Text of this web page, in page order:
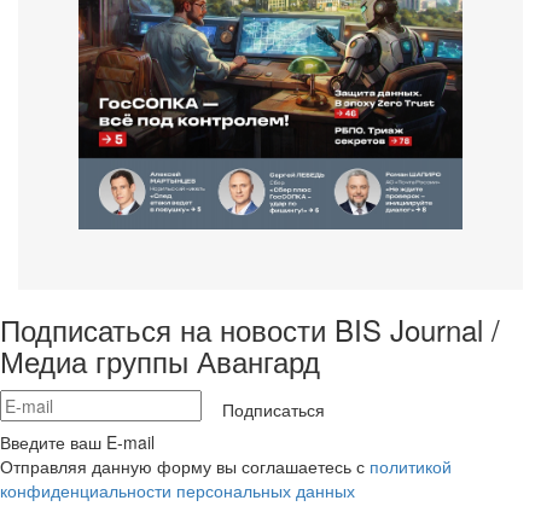
Подписаться на новости BIS Journal /
Медиа группы Авангард
Подписаться
Введите ваш E-mail
Отправляя данную форму вы соглашаетесь с политикой
конфиденциальности персональных данных